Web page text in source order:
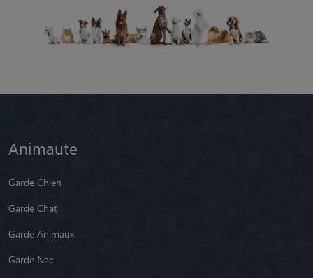
Animaute
Garde Chien
Garde Chat
Garde Animaux
Garde Nac